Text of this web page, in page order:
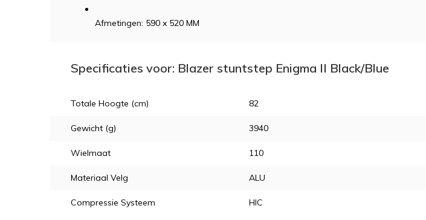
Afmetingen: 590 x 520 MM
Specificaties voor: Blazer stuntstep Enigma II Black/Blue
Totale Hoogte (cm) 82
Gewicht (g) 3940
Wielmaat 110
Materiaal Velg ALU
Compressie Systeem HIC